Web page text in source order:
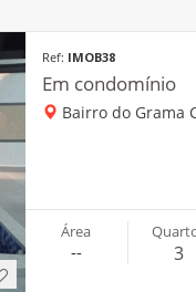
Ref: IMOB38
Em condomínio
Bairro do Grama
Área
-- 3